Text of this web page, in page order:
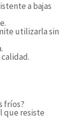
a bajas
utilizarla sin
fríos?
que resiste